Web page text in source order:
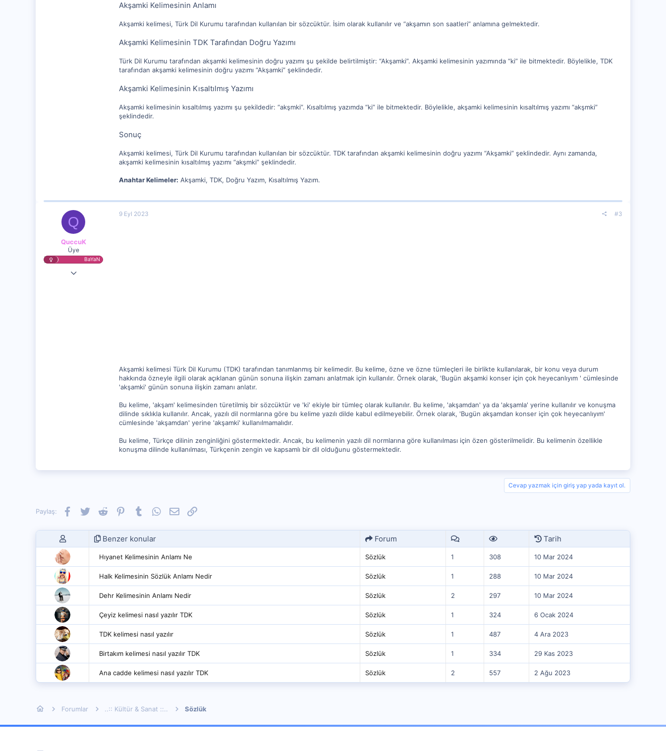
Akşamki Kelimesinin Anlamı
Akşamki kelimesi, Türk Dil Kurumu tarafından kullanılan bir sözcüktür. İsim olarak kullanılır ve “akşamın son saatleri” anlamına gelmektedir.
Akşamki Kelimesinin TDK Tarafından Doğru Yazımı
Türk Dil Kurumu tarafından akşamki kelimesinin doğru yazımı şu şekilde belirtilmiştir: “Akşamki”. Akşamki kelimesinin yazımında “ki” ile bitmektedir. Böylelikle, TDK
tarafından akşamki kelimesinin doğru yazımı “Akşamki” şeklindedir.
Akşamki Kelimesinin Kısaltılmış Yazımı
Akşamki kelimesinin kısaltılmış yazımı şu şekildedir: “akşmki”. Kısaltılmış yazımda “ki” ile bitmektedir. Böylelikle, akşamki kelimesinin kısaltılmış yazımı “akşmki”
şeklindedir.
Sonuç
Akşamki kelimesi, Türk Dil Kurumu tarafından kullanılan bir sözcüktür. TDK tarafından akşamki kelimesinin doğru yazımı “Akşamki” şeklindedir. Aynı zamanda,
akşamki kelimesinin kısaltılmış yazımı “akşmki” şeklindedir.
Anahtar Kelimeler: Akşamki, TDK, Doğru Yazım, Kısaltılmış Yazım.
Q
QuccuK
Üye
BaYaN
3 Eyl 2023
9 Eyl 2023 #3
Akşamki kelimesi Türk Dil Kurumu (TDK) tarafından tanımlanmış bir kelimedir. Bu kelime, özne ve özne tümleçleri ile birlikte kullanılarak, bir konu veya durum
hakkında özneyle ilgili olarak açıklanan günün sonuna ilişkin zamanı anlatmak için kullanılır. Örnek olarak, 'Bugün akşamki konser için çok heyecanlıyım ' cümlesinde
'akşamki' günün sonuna ilişkin zamanı anlatır.
Bu kelime, 'akşam' kelimesinden türetilmiş bir sözcüktür ve 'ki' ekiyle bir tümleç olarak kullanılır. Bu kelime, 'akşamdan' ya da 'akşamla' yerine kullanılır ve konuşma
dilinde sıklıkla kullanılır. Ancak, yazılı dil normlarına göre bu kelime yazılı dilde kabul edilmeyebilir. Örnek olarak, 'Bugün akşamdan konser için çok heyecanlıyım'
cümlesinde 'akşamdan' yerine 'akşamki' kullanılmamalıdır.
Bu kelime, Türkçe dilinin zenginliğini göstermektedir. Ancak, bu kelimenin yazılı dil normlarına göre kullanılması için özen gösterilmelidir. Bu kelimenin özellikle
konuşma dilinde kullanılması, Türkçenin zengin ve kapsamlı bir dil olduğunu göstermektedir.
Cevap yazmak için giriş yap yada kayıt ol.
Paylaş: Facebook
TwitterReddit PinterestTumblrWhatsApp
E-postaLink
Benzer konular Forum Tarih
Hıyanet Kelimesinin Anlamı Ne Sözlük 1 308 10 Mar 2024
Halk Kelimesinin Sözlük Anlamı Nedir Sözlük 1 288 10 Mar 2024
Dehr Kelimesinin Anlamı Nedir Sözlük 2 297 10 Mar 2024
Çeyiz kelimesi nasıl yazılır TDK Sözlük 1 324 6 Ocak 2024
TDK kelimesi nasıl yazılır Sözlük 1 487 4 Ara 2023
Birtakım kelimesi nasıl yazılır TDK Sözlük 1 334 29 Kas 2023
Ana cadde kelimesi nasıl yazılır TDK Sözlük 2 557 2 Ağu 2023
Forumlar ..:: Kültür & Sanat ::.. Sözlük